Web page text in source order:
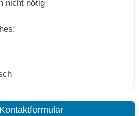
nicht nötig